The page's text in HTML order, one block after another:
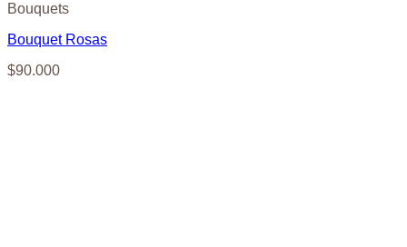
Bouquets
Bouquet Rosas
$90.000